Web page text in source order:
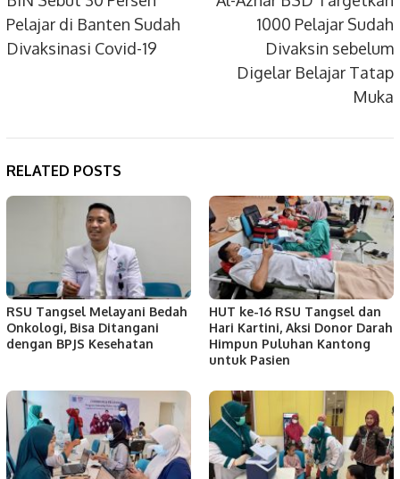
Pelajar di Banten Sudah
Divaksinasi Covid-19
1000 Pelajar Sudah
Divaksin sebelum
Digelar Belajar Tatap
Muka
RELATED POSTS
RSU Tangsel Melayani Bedah
Onkologi, Bisa Ditangani
dengan BPJS Kesehatan
HUT ke-16 RSU Tangsel dan
Hari Kartini, Aksi Donor Darah
Himpun Puluhan Kantong
untuk Pasien